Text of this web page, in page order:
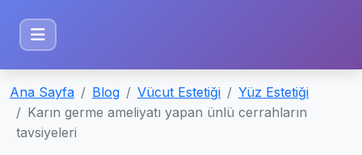
Ana Sayfa Blog Vücut Estetiği
Yüz Estetiği
Karın germe ameliyatı yapan ünlü cerrahların
tavsiyeleri